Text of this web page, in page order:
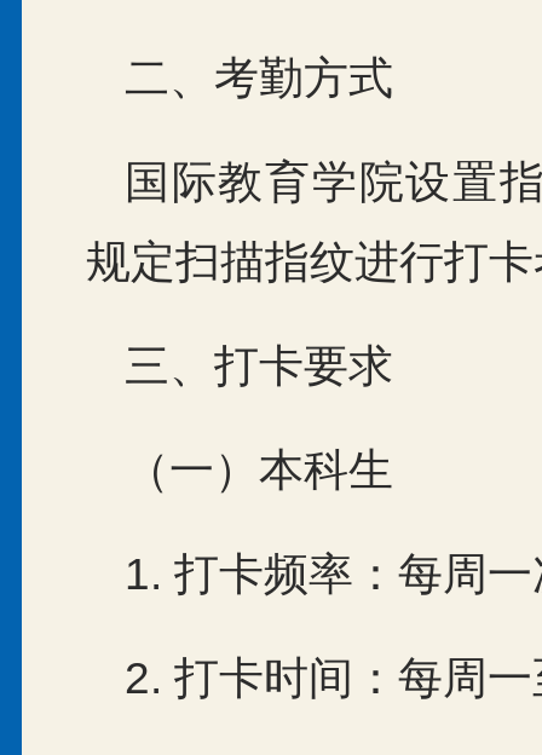
二、考勤方式
国际教育学院设置
规定扫描指纹进行打
三、打卡要求
（一）本科生
1. 打卡频率：每周
2. 打卡时间：每周